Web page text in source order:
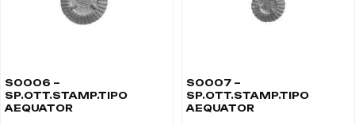
S0006 –
SP.OTT.STAMP.TIPO
AEQUATOR
S0007 –
SP.OTT.STAMP.TIPO
AEQUATOR